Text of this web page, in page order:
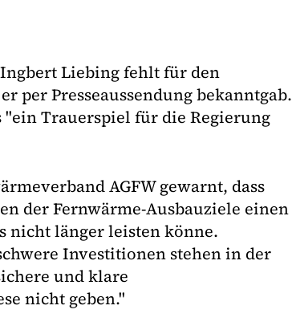
Liebing fehlt für den
per Presseaussendung bekanntgab.
"ein Trauerspiel für die Regierung
AGFW gewarnt, dass
der Fernwärme-Ausbauziele einen
nicht länger leisten könne.
Investitionen stehen in der
und klare
nicht geben."